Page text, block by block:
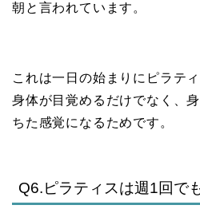
朝と言われています。
これは一日の始まりにピラテ
身体が目覚めるだけでなく、
ちた感覚になるためです。
Q6.ピラティスは週1回で